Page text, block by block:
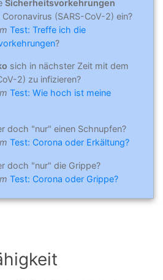
Sicherheitsvorkehrungen
(SARS-CoV-2) ein?
Test: Treffe ich die
?
sich in nächster Zeit mit dem
2) zu infizieren?
Test: Wie hoch ist meine
doch "nur" einen Schnupfen?
Test: Corona oder Erkältung?
doch "nur" die Grippe?
Test: Corona oder Grippe?